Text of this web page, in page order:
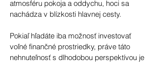
atmosféru pokoja a oddychu, hoci sa
nachádza v blízkosti hlavnej cesty.
Pokiaľ hľadáte iba možnosť investovať
voľné finančné prostriedky, práve táto
nehnuteľnosť s dlhodobou perspektívou je